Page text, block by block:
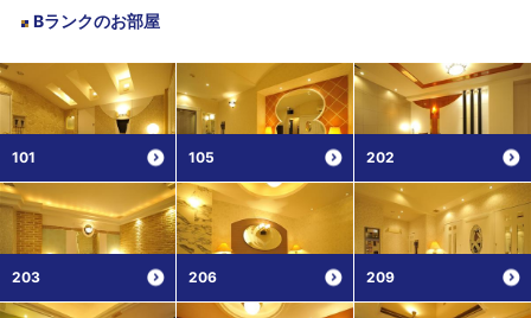
Bランクのお部屋
101 105 202
203 206 209